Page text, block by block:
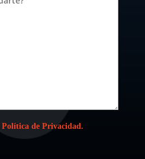
Política de Privacidad.